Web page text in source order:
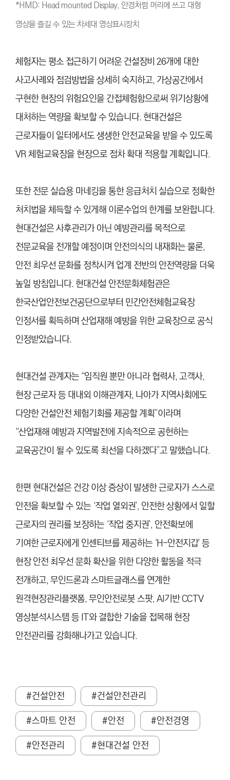
*HMD: Head mounted Display, 안경처럼 머리에 쓰고 대형
영상을 즐길 수 있는 차세대 영상표시장치
체험자는 평소 접근하기 어려운 건설장비 26개에 대한
사고사례와 점검방법을 상세히 숙지하고, 가상공간에서
구현한 현장의 위험요인을 간접체험함으로써 위기상황에
대처하는 역량을 확보할 수 있습니다. 현대건설은
근로자들이 일터에서도 생생한 안전교육을 받을 수 있도록
VR 체험교육장을 현장으로 점차 확대 적용할 계획입니다.
또한 전문 실습용 마네킹을 통한 응급처치 실습으로 정확한
처치법을 체득할 수 있게해 이론수업의 한계를 보완합니다.
현대건설은 사후관리가 아닌 예방관리를 목적으로
전문교육을 전개할 예정이며 안전의식의 내재화는 물론,
안전 최우선 문화를 정착시켜 업계 전반의 안전역량을 더욱
높일 방침입니다. 현대건설 안전문화체험관은
한국산업안전보건공단으로부터 민간안전체험교육장
인정서를 획득하며 산업재해 예방을 위한 교육장으로 공식
인정받았습니다.
현대건설 관계자는 “임직원 뿐만 아니라 협력사, 고객사,
현장 근로자 등 대내외 이해관계자, 나아가 지역사회에도
다양한 건설안전 체험기회를 제공할 계획”이라며
“산업재해 예방과 지역발전에 지속적으로 공헌하는
교육공간이 될 수 있도록 최선을 다하겠다”고 말했습니다.
한편 현대건설은 건강 이상 증상이 발생한 근로자가 스스로
안전을 확보할 수 있는 ‘작업 열외권’, 안전한 상황에서 일할
근로자의 권리를 보장하는 ‘작업 중지권’, 안전확보에
기여한 근로자에게 인센티브를 제공하는 ‘H-안전지갑’ 등
현장 안전 최우선 문화 확산을 위한 다양한 활동을 적극
전개하고, 무인드론과 스마트글래스를 연계한
원격현장관리플랫폼, 무인안전로봇 스팟, AI기반 CCTV
영상분석시스템 등 IT와 결합한 기술을 접목해 현장
안전관리를 강화해나가고 있습니다.
#건설안전
#건설안전관리
#스마트 안전
#안전
#안전경영
#안전관리
#현대건설 안전